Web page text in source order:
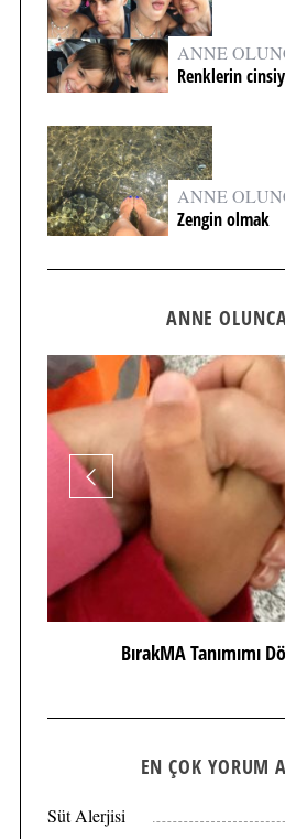
ANNE
Renklerin
ANNE
Zengin olmak
ANNE
BırakMA Tanımımı
EN ÇOK YORUM
Süt Alerjisi